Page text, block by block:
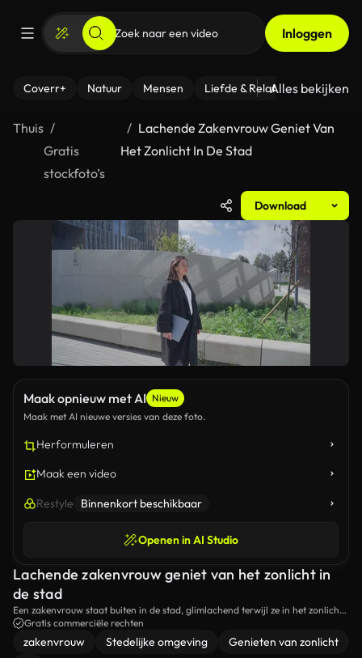
Inloggen
Coverr+ Natuur Mensen Liefde & Relaties - Fitness
Alles bekijken
Thuis
Gratis
stockfoto’s
Lachende Zakenvrouw Geniet Van
Het Zonlicht In De Stad
Download
Maak opnieuw met AI Nieuw
Maak met AI nieuwe versies van deze foto.
Herformuleren
Maak een video
Restyle Binnenkort beschikbaar
Openen in AI Studio
Lachende zakenvrouw geniet van het zonlicht in
de stad
Een zakenvrouw staat buiten in de stad, glimlachend terwijl ze in het zonlicht
barst. Deze video vangt een moment van vreugde en ontspanning in een
stedelijke omgeving. ideaal voor thema's van zaken, stadsleven en positiviteit.
Gratis commerciële rechten
zakenvrouw Stedelijke omgeving
Genieten van zonlicht